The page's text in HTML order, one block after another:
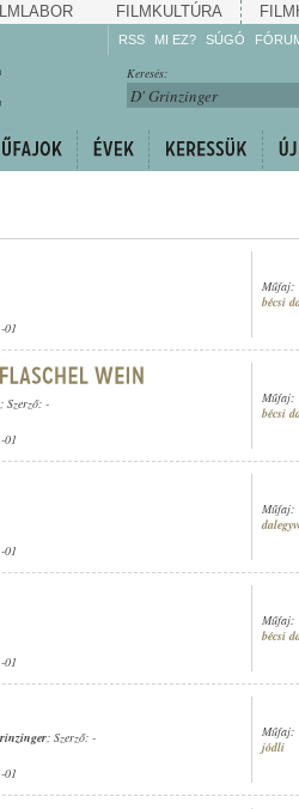
FILMKULTÚRA
RSS MI EZ? SÚGÓ
Gyarapítsa!
Kövesse!
Keresés:
01
Műfaj:
bécsi
; Szerző: -
01
Műfaj:
bécsi
01
Műfaj:
01
Műfaj:
bécsi
; Szerző: -
01
Műfaj:
jódli